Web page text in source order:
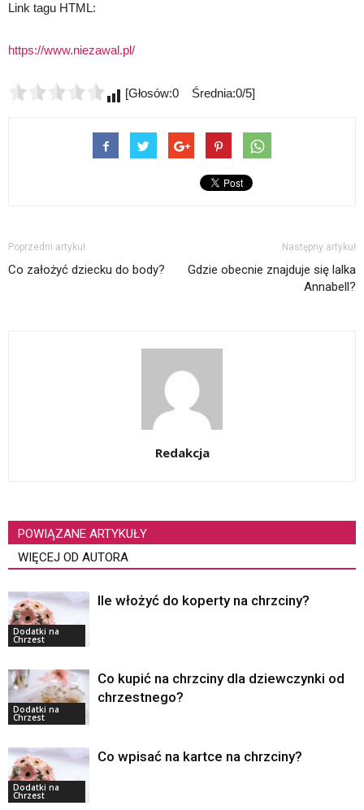
Link tagu HTML:
https://www.niezawal.pl/
[Głosów:0 Średnia:0/5]
Poprzedni artykuł
Co założyć dziecku do body?
Następny artykuł
Gdzie obecnie znajduje się lalka
Annabell?
Redakcja
POWIĄZANE ARTYKUŁY
WIĘCEJ OD AUTORA
Dodatki na
Chrzest
Ile włożyć do koperty na chrzciny?
Dodatki na
Chrzest
Co kupić na chrzciny dla dziewczynki od
chrzestnego?
Dodatki na
Chrzest
Co wpisać na kartce na chrzciny?